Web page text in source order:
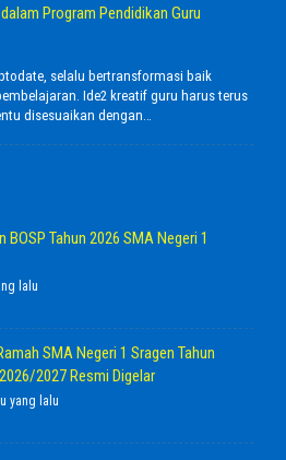
Program Pendidikan Guru
selalu bertransformasi baik
Ide2 kreatif guru harus terus
disesuaikan dengan…
BOSP Tahun 2026 SMA Negeri 1
lalu
SMA Negeri 1 Sragen Tahun
2027 Resmi Digelar
yang lalu